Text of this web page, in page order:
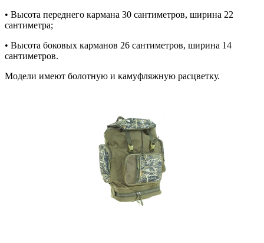
• Высота переднего кармана 30 сантиметров, ширина 22
сантиметра;
• Высота боковых карманов 26 сантиметров, ширина 14
сантиметров.
Модели имеют болотную и камуфляжную расцветку.